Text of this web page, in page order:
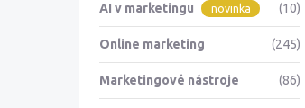
AI v marketingu novinka (10)
Online marketing (245)
Marketingové nástroje (86)